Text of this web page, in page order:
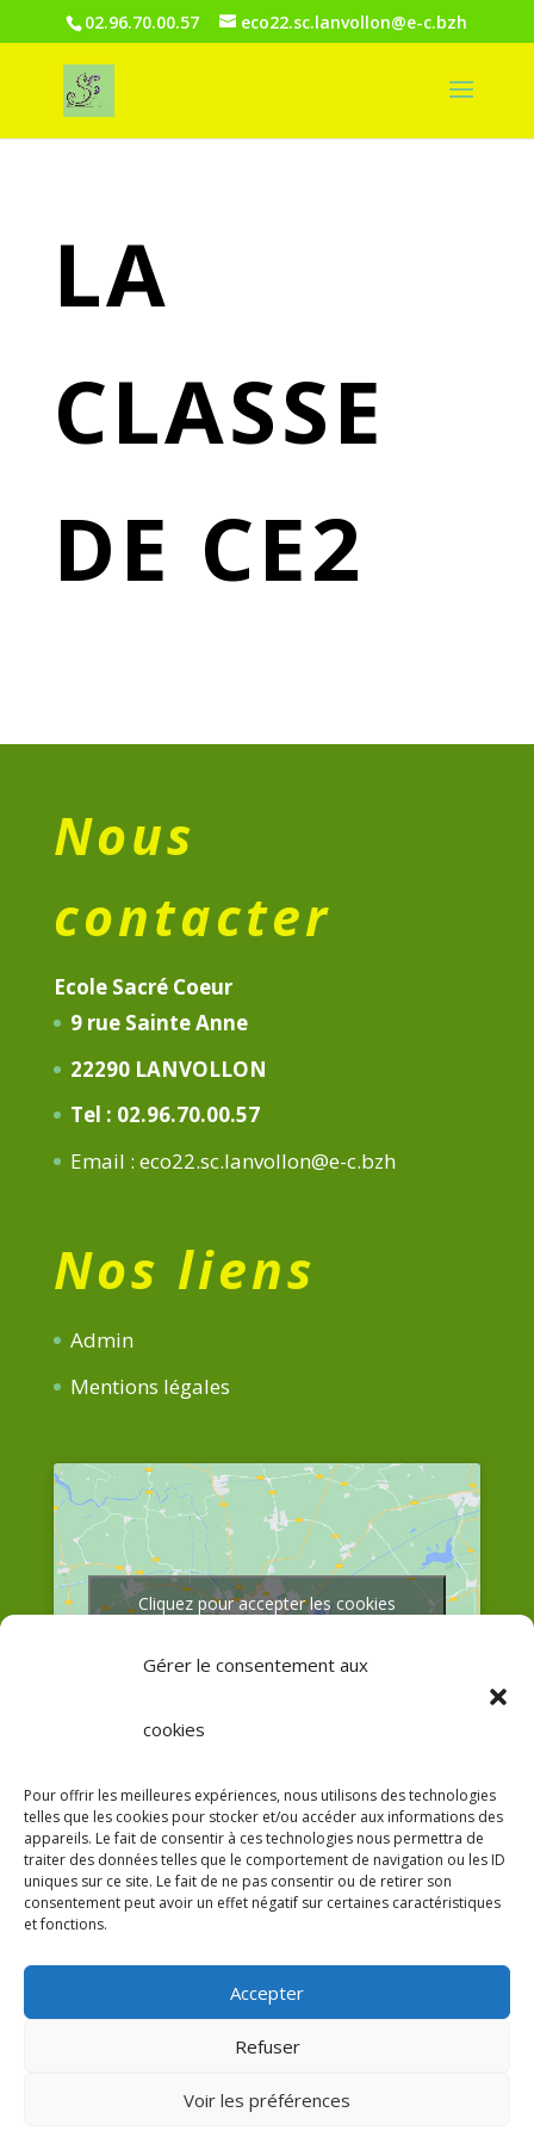
Gérer le consentement aux
cookies
Pour offrir les meilleures expériences, nous utilisons des technologies
telles que les cookies pour stocker et/ou accéder aux informations des
appareils. Le fait de consentir à ces technologies nous permettra de
traiter des données telles que le comportement de navigation ou les ID
uniques sur ce site. Le fait de ne pas consentir ou de retirer son
consentement peut avoir un effet négatif sur certaines caractéristiques
et fonctions.
Accepter
Refuser
Voir les préférences
02.96.70.00.57 eco22.sc.lanvollon@e-c.bzh
LA
CLASSE
DE CE2
Nous
contacter
Ecole Sacré Coeur
9 rue Sainte Anne
22290 LANVOLLON
Tel : 02.96.70.00.57
Email : eco22.sc.lanvollon@e-c.bzh
Nos liens
Admin
Mentions légales
Cliquez pour accepter les cookies
Afficher une carte plus grande